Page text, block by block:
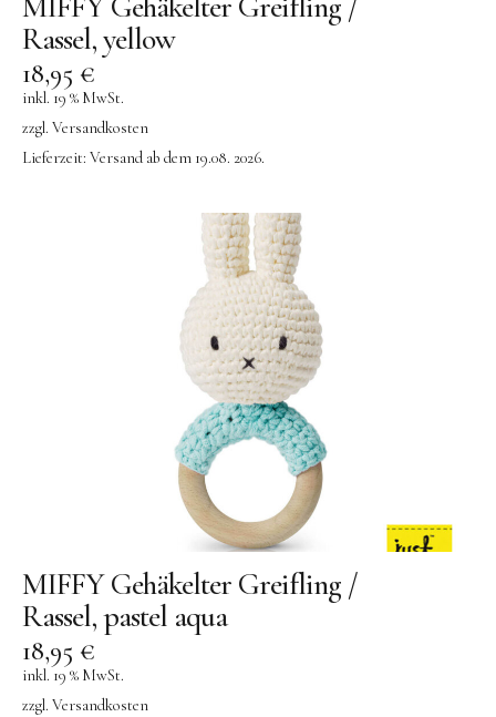
Rassel, yellow
18,95 €
inkl. 19 % MwSt.
zzgl. Versandkosten
Lieferzeit: Versand ab dem 19.08. 2026.
MIFFY Gehäkelter Greifling /
Rassel, pastel aqua
18,95 €
inkl. 19 % MwSt.
zzgl. Versandkosten